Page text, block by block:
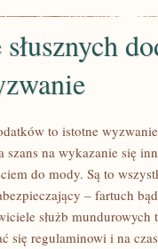
to istotne
szans na wykazanie się
do mody. Są to
– fartuch
służb mundurowych
się regulaminowi i na